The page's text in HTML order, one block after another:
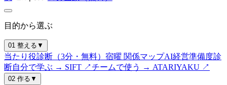
目的から選ぶ
01 整える ▼
当たり役診断（3分・無料） 宿曜 関係マップAI経営準備度診
断自分で学ぶ → SIFT ↗チームで使う → ATARIYAKU ↗
02 作る ▼